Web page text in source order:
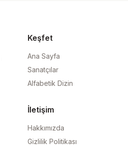
Keşfet
Ana Sayfa
Sanatçılar
Alfabetik Dizin
İletişim
Hakkımızda
Gizlilik Politikası